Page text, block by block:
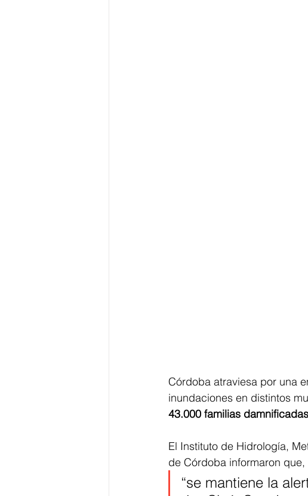
Córdoba atraviesa por una
inundaciones en distintos
43.000 familias
El Instituto de Hidrología,
de Córdoba informaron que,
“se mantiene la